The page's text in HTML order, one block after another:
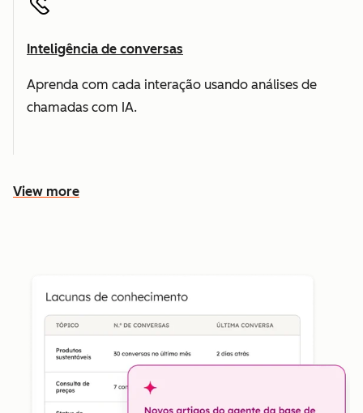
Inteligência de conversas
Aprenda com cada interação usando análises de
chamadas com IA.
View more